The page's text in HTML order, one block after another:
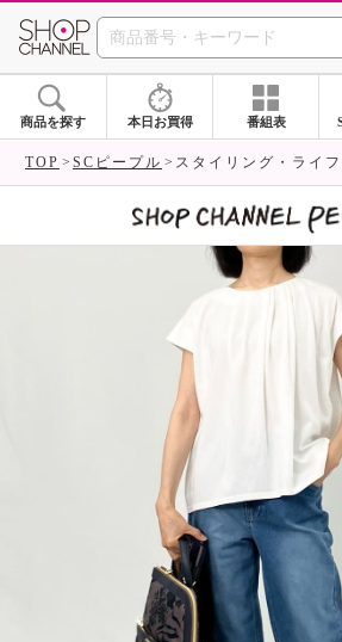
SHOP
商品を探す 本日お買得 番組表
TOP SCピープル スタイリング・ライ